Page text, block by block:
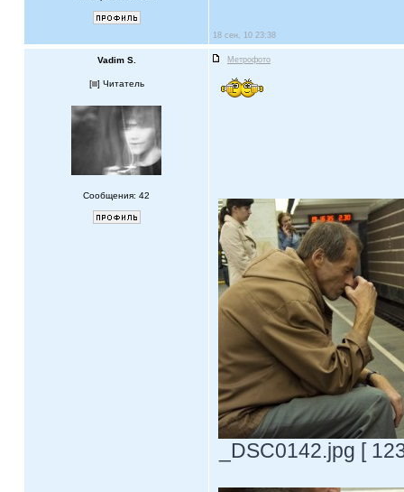
18 сен, 10 23:38
Vadim S. Метрофото
[ ] Читатель
Сообщения: 42
_DSC0142.jpg [